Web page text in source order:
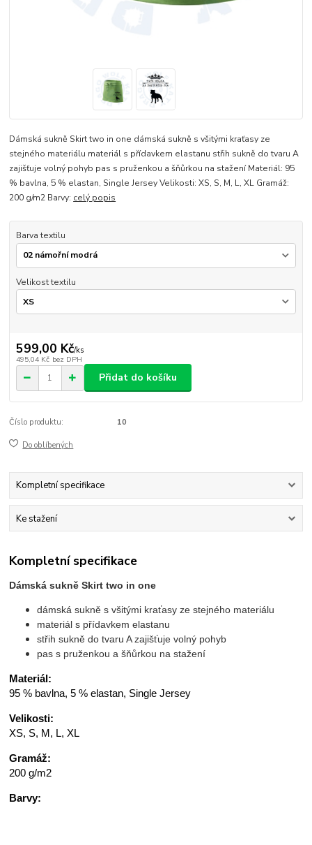
Dámská sukně Skirt two in one dámská sukně s všitými kraťasy ze
stejného materiálu materiál s přídavkem elastanu střih sukně do tvaru A
zajišťuje volný pohyb pas s pruženkou a šňůrkou na stažení Materiál: 95
% bavlna, 5 % elastan, Single Jersey Velikosti: XS, S, M, L, XL Gramáž:
200 g/m2 Barvy: celý popis
Barva textilu
Velikost textilu
599,00 Kč/ks
495,04 Kč bez DPH
Přidat do košíku
Číslo produktu: 10
Do oblíbených
Kompletní specifikace
Ke stažení
Kompletní specifikace
Dámská sukně Skirt two in one
dámská sukně s všitými kraťasy ze stejného materiálu
materiál s přídavkem elastanu
střih sukně do tvaru A zajišťuje volný pohyb
pas s pruženkou a šňůrkou na stažení
Materiál:
95 % bavlna, 5 % elastan, Single Jersey
Velikosti:
XS, S, M, L, XL
Gramáž:
200 g/m2
Barvy: